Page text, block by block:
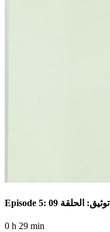
Episode 5: توثيق: الحلقة 09
0 h 29 min